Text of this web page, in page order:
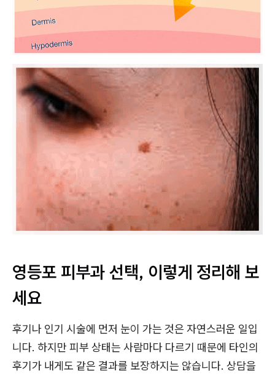
영등포 피부과 선택, 이렇게 정리해 보
세요
후기나 인기 시술에 먼저 눈이 가는 것은 자연스러운 일입
니다. 하지만 피부 상태는 사람마다 다르기 때문에 타인의
후기가 내게도 같은 결과를 보장하지는 않습니다. 상담을